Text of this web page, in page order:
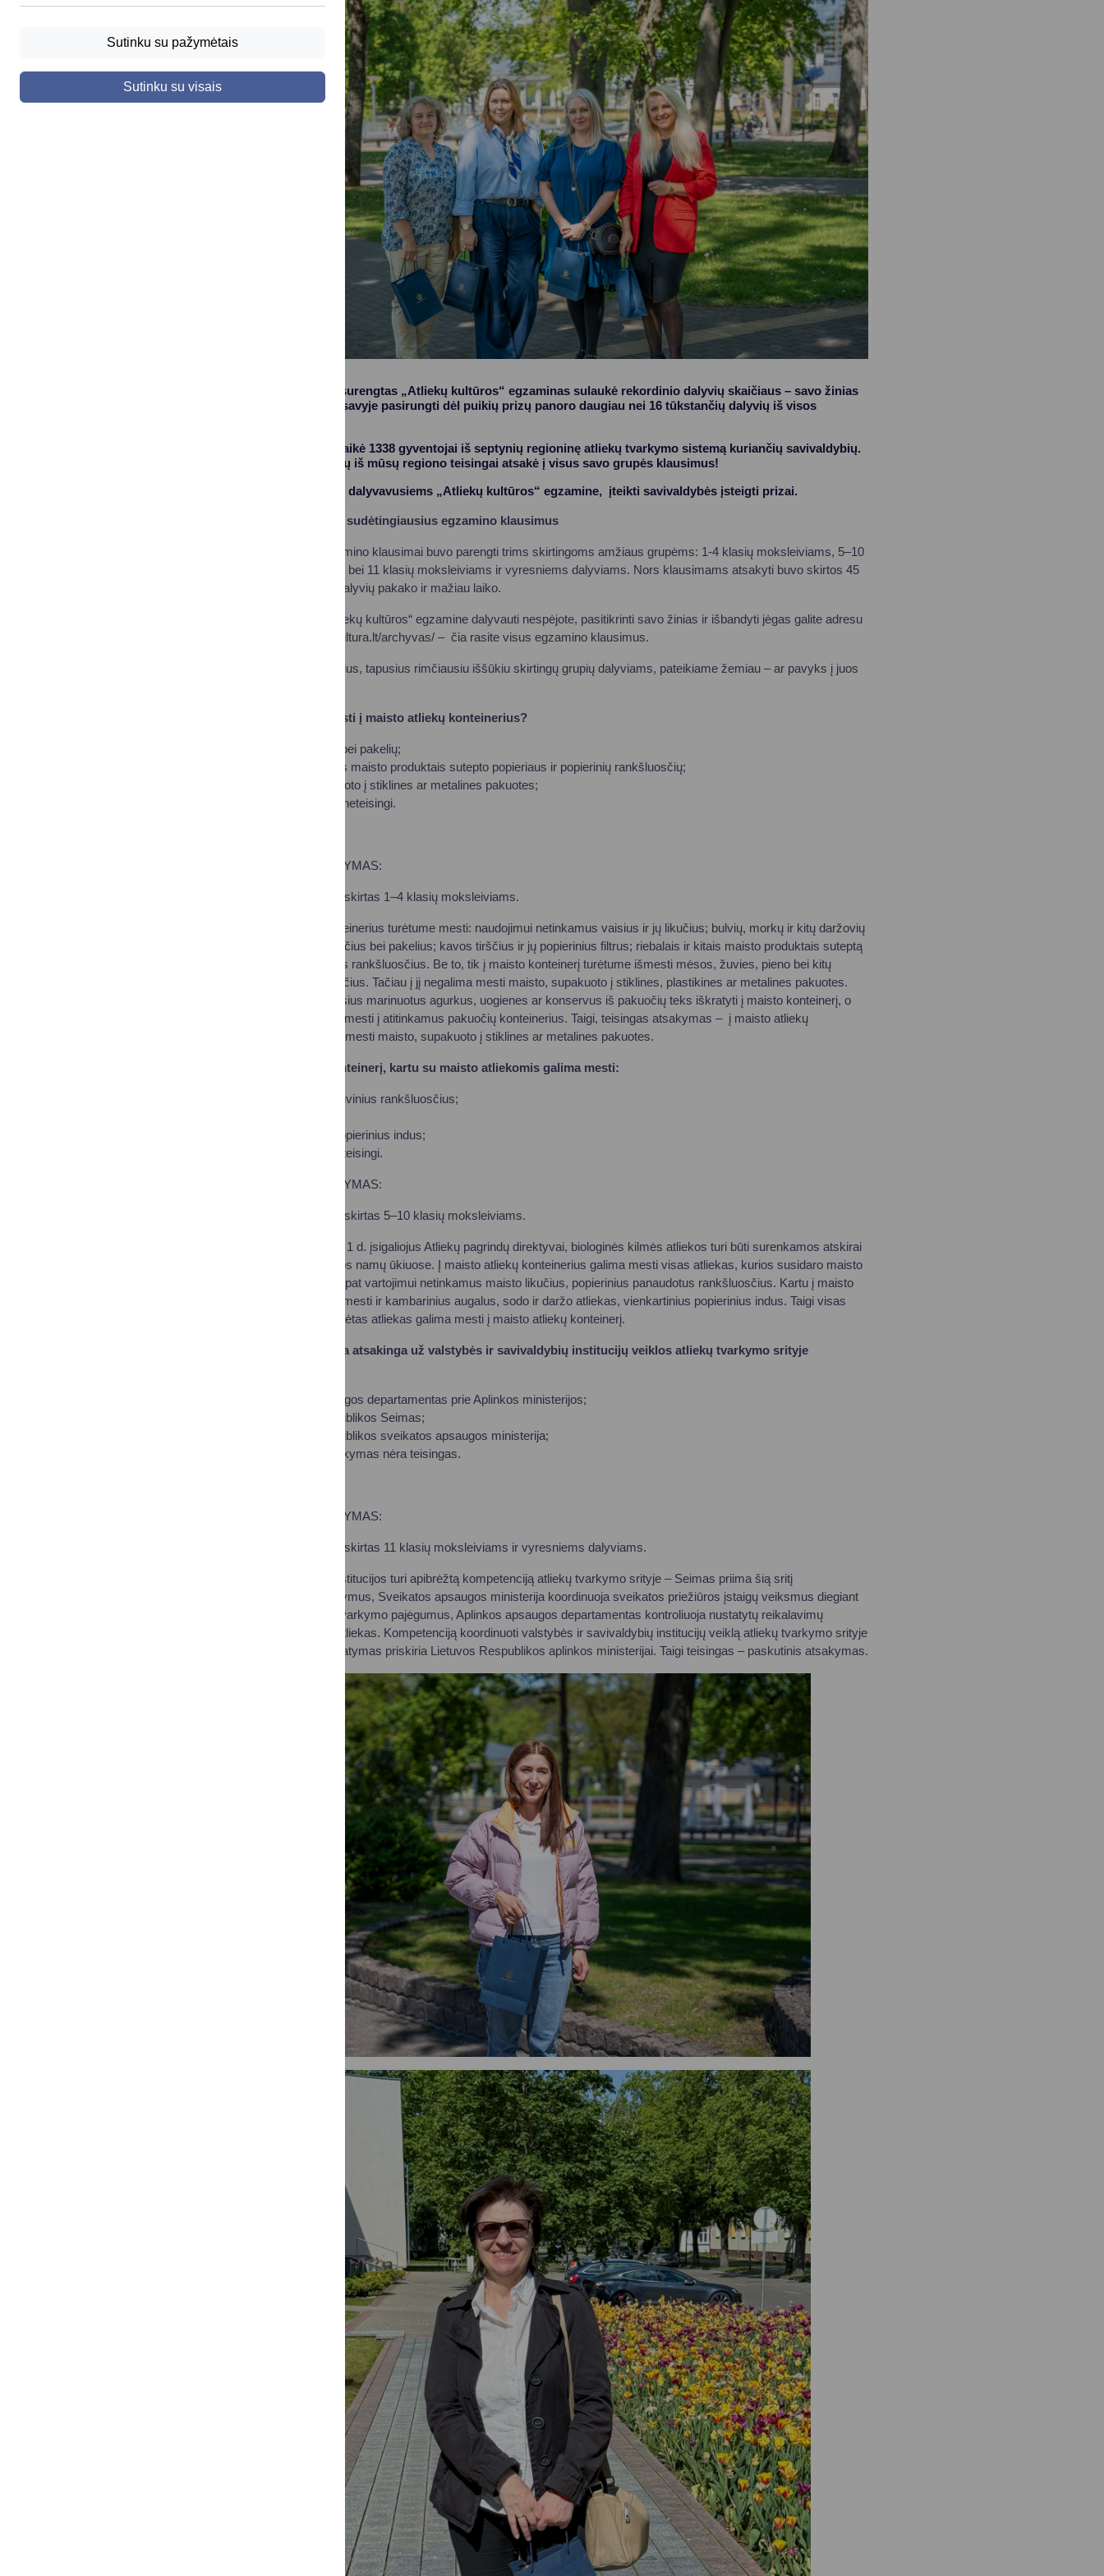
Sutinku su pažymėtais
Sutinku su visais
Pranešėjų apsauga
Asmens duomenų apsauga
Jau penktąjį kartą surengtas „Atliekų kultūros“ egzaminas sulaukė rekordinio dalyvių skaičiaus – savo žinias
pasitikrinti ir tarpusavyje pasirungti dėl puikių prizų panoro daugiau nei 16 tūkstančių dalyvių iš visos
Alytaus regione jį laikė 1338 gyventojai iš septynių regioninę atliekų tvarkymo sistemą kuriančių savivaldybių.
Septyniolika dalyvių iš mūsų regiono teisingai atsakė į visus savo grupės klausimus!
Druskininkiečiams, dalyvavusiems „Atliekų kultūros“ egzamine, įteikti savivaldybės įsteigti prizai.
Pabandykite įveikti sudėtingiausius egzamino klausimus
Kaip ir kasmet egzamino klausimai buvo parengti trims skirtingoms amžiaus grupėms: 1-4 klasių moksleiviams, 5–10
klasių moksleiviams bei 11 klasių moksleiviams ir vyresniems dalyviams. Nors klausimams atsakyti buvo skirtos 45
minutės, daugybei dalyvių pakako ir mažiau laiko.
Net jei šių metų „Atliekų kultūros“ egzamine dalyvauti nespėjote, pasitikrinti savo žinias ir išbandyti jėgas galite adresu
egzaminas.atliekukultura.lt/archyvas/ – čia rasite visus egzamino klausimus.
Pačius sudėtingiausius, tapusius rimčiausiu iššūkiu skirtingų grupių dalyviams, pateikiame žemiau – ar pavyks į juos
Ko neturėtume mesti į maisto atliekų konteinerius?
arbatos tirščių bei pakelių;
riebalais ir kitais maisto produktais sutepto popieriaus ir popierinių rankšluosčių;
maisto, supakuoto į stiklines ar metalines pakuotes;
visi atsakymai neteisingi.
TEISINGAS ATSAKYMAS:
Šis klausimas buvo skirtas 1–4 klasių moksleiviams.
Į maisto atliekų konteinerius turėtume mesti: naudojimui netinkamus vaisius ir jų likučius; bulvių, morkų ir kitų daržovių
lupenas; arbatos tirščius bei pakelius; kavos tirščius ir jų popierinius filtrus; riebalais ir kitais maisto produktais suteptą
popierių ir popierinius rankšluosčius. Be to, tik į maisto konteinerį turėtume išmesti mėsos, žuvies, pieno bei kitų
maisto produktų likučius. Tačiau į jį negalima mesti maisto, supakuoto į stiklines, plastikines ar metalines pakuotes.
Pavyzdžiui, sugedusius marinuotus agurkus, uogienes ar konservus iš pakuočių teks iškratyti į maisto konteinerį, o
stiklainį ir skardines mesti į atitinkamus pakuočių konteinerius. Taigi, teisingas atsakymas – į maisto atliekų
konteinerius nevalia mesti maisto, supakuoto į stiklines ar metalines pakuotes.
Į maisto atliekų konteinerį, kartu su maisto atliekomis galima mesti:
popierinius virtuvinius rankšluosčius;
vienkartinius popierinius indus;
visi atsakymai teisingi.
TEISINGAS ATSAKYMAS:
Šis klausimas buvo skirtas 5–10 klasių moksleiviams.
Nuo 2024 m. sausio 1 d. įsigaliojus Atliekų pagrindų direktyvai, biologinės kilmės atliekos turi būti surenkamos atskirai
arba sukompostuotos namų ūkiuose. Į maisto atliekų konteinerius galima mesti visas atliekas, kurios susidaro maisto
gamybos metu, taip pat vartojimui netinkamus maisto likučius, popierinius panaudotus rankšluosčius. Kartu į maisto
konteinerius galima mesti ir kambarinius augalus, sodo ir daržo atliekas, vienkartinius popierinius indus. Taigi visas
atsakymuose paminėtas atliekas galima mesti į maisto atliekų konteinerį.
Kokia institucija yra atsakinga už valstybės ir savivaldybių institucijų veiklos atliekų tvarkymo srityje
Aplinkos apsaugos departamentas prie Aplinkos ministerijos;
Lietuvos Respublikos Seimas;
Lietuvos Respublikos sveikatos apsaugos ministerija;
nei vienas atsakymas nėra teisingas.
TEISINGAS ATSAKYMAS:
Šis klausimas buvo skirtas 11 klasių moksleiviams ir vyresniems dalyviams.
Visos išvardintos institucijos turi apibrėžtą kompetenciją atliekų tvarkymo srityje – Seimas priima šią sritį
reguliuojančius įstatymus, Sveikatos apsaugos ministerija koordinuoja sveikatos priežiūros įstaigų veiksmus diegiant
medicininių atliekų tvarkymo pajėgumus, Aplinkos apsaugos departamentas kontroliuoja nustatytų reikalavimų
vykdymą tvarkant atliekas. Kompetenciją koordinuoti valstybės ir savivaldybių institucijų veiklą atliekų tvarkymo srityje
Atliekų tvarkymo įstatymas priskiria Lietuvos Respublikos aplinkos ministerijai. Taigi teisingas – paskutinis atsakymas.